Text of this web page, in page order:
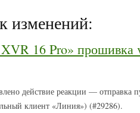
изменений:
16 Pro» прошивка
действие реакции — отправка
клиент «Линия») (#29286).